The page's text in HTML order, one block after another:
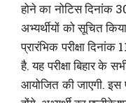
होने का नोटिस दिनांक
अभ्यर्थीयों को सूचित
प्रारंभिक परीक्षा
है. यह परीक्षा बिहार के
आयोजित की जाएगी. इस